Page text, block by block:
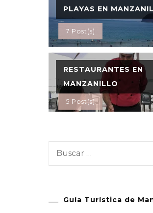
PLAYAS EN
7 Post(s)
RESTAURANTES EN
MANZANILLO
5 Post(s)
Guía Turística de